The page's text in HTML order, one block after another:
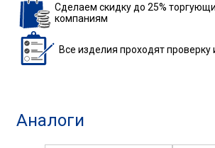
Сделаем скидку до 25%
компаниям
Все изделия проходят проверку
Аналоги